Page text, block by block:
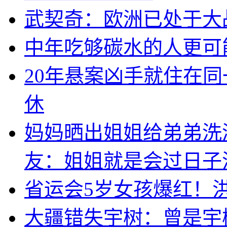
武契奇：欧洲已处于
中年吃够碳水的人更
20年悬案凶手就住在
休
妈妈晒出姐姐给弟弟
友：姐姐就是会过日
省运会5岁女孩爆红！
大疆错失宇树：曾是